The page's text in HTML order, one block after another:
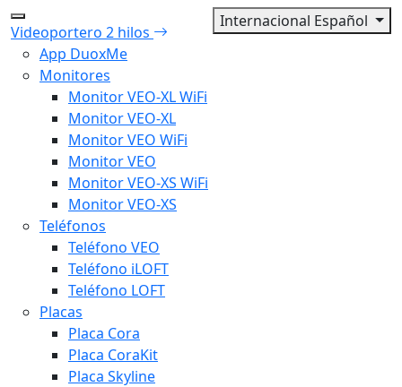
Internacional Español
Videoportero 2 hilos
App DuoxMe
Monitores
Monitor VEO-XL WiFi
Monitor VEO-XL
Monitor VEO WiFi
Monitor VEO
Monitor VEO-XS WiFi
Monitor VEO-XS
Teléfonos
Teléfono VEO
Teléfono iLOFT
Teléfono LOFT
Placas
Placa Cora
Placa CoraKit
Placa Skyline